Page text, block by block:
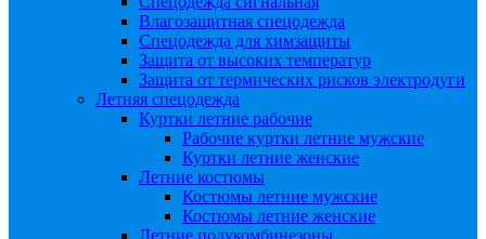
Влагозащитная спецодежда
Спецодежда для химзащиты
Защита от высоких температур
Защита от термических рисков электродуги
Летняя спецодежда
Куртки летние рабочие
Рабочие куртки летние мужские
Куртки летние женские
Летние костюмы
Костюмы летние мужские
Костюмы летние женские
Летние полукомбинезоны